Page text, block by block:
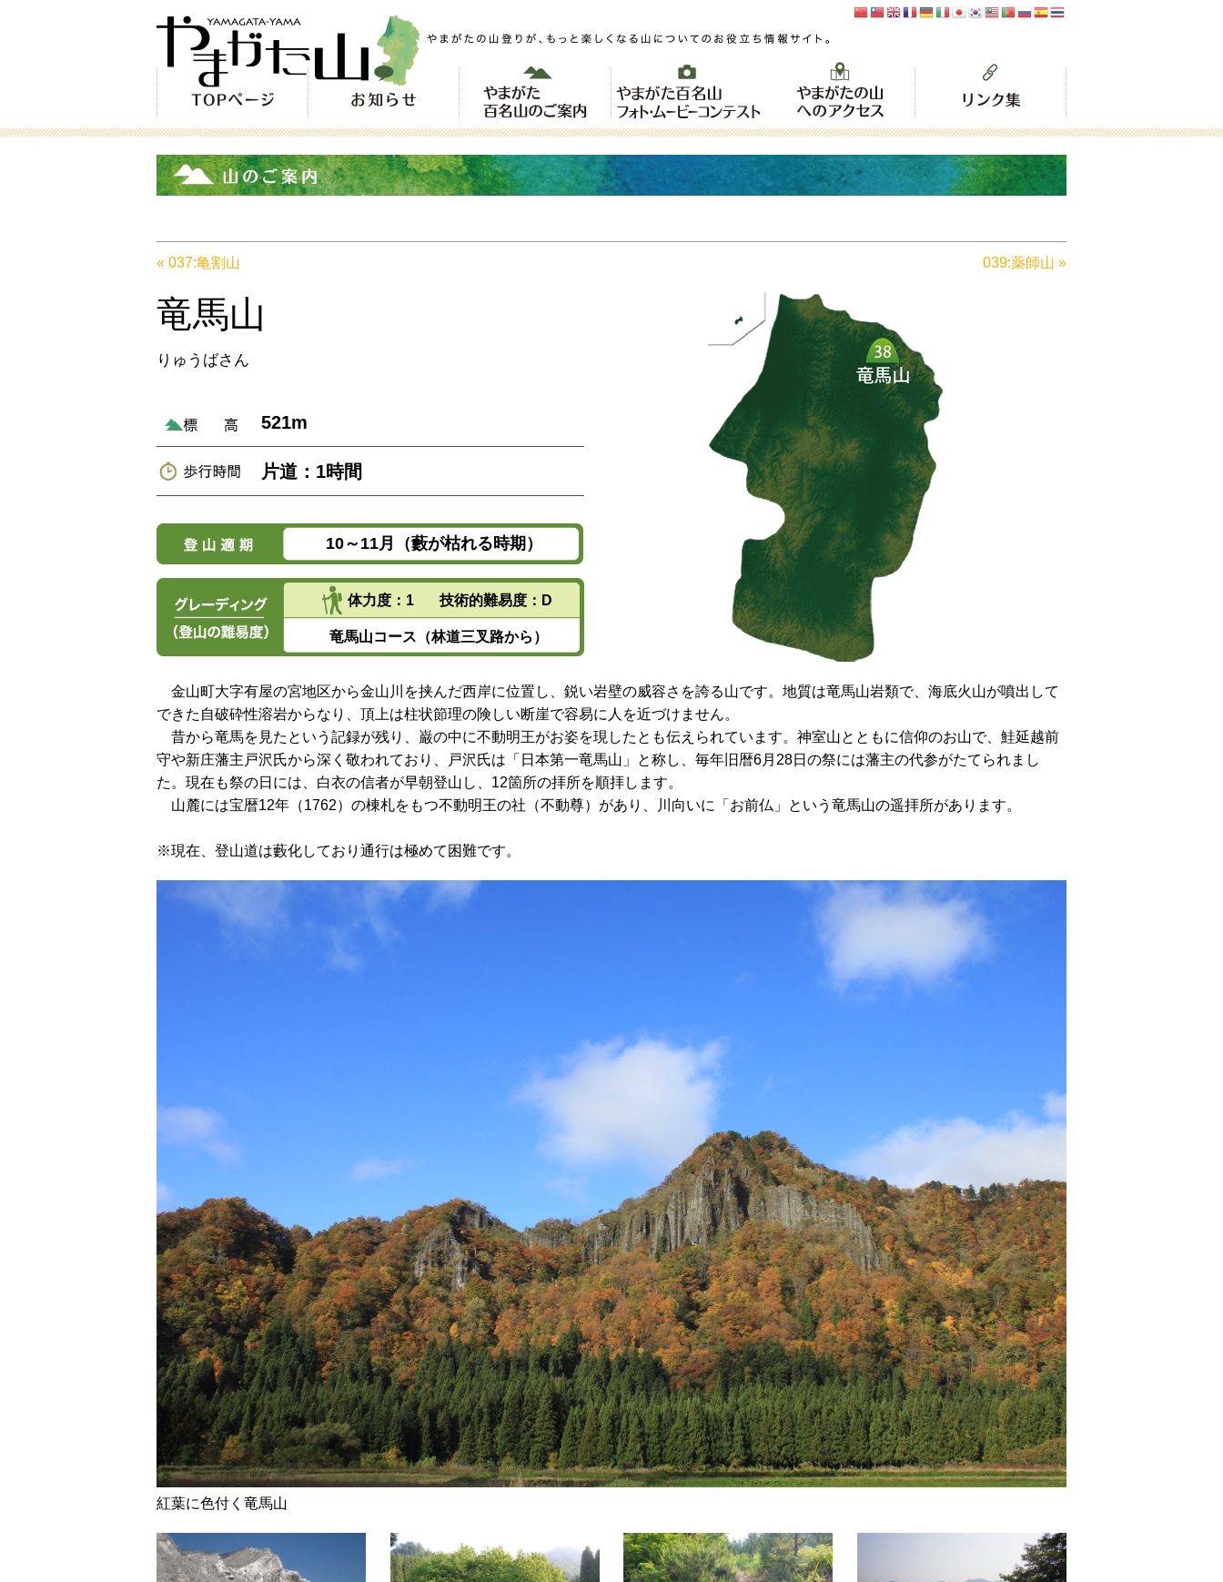
« 037:亀割山 039:薬師山 »
竜馬山
りゅうばさん
521m
片道：1時間
10～11月（藪が枯れる時期）
体力度：1 技術的難易度：D
竜馬山コース（林道三叉路から）
金山町大字有屋の宮地区から金山川を挟んだ西岸に位置し、鋭い岩壁の威容さを誇る山です。地質は竜馬山岩類で、海底火山が噴出して
できた自破砕性溶岩からなり、頂上は柱状節理の険しい断崖で容易に人を近づけません。
昔から竜馬を見たという記録が残り、巌の中に不動明王がお姿を現したとも伝えられています。神室山とともに信仰のお山で、鮭延越前
守や新庄藩主戸沢氏から深く敬われており、戸沢氏は「日本第一竜馬山」と称し、毎年旧暦6月28日の祭には藩主の代参がたてられまし
た。現在も祭の日には、白衣の信者が早朝登山し、12箇所の拝所を順拝します。
山麓には宝暦12年（1762）の棟札をもつ不動明王の社（不動尊）があり、川向いに「お前仏」という竜馬山の遥拝所があります。
※現在、登山道は藪化しており通行は極めて困難です。
紅葉に色付く竜馬山